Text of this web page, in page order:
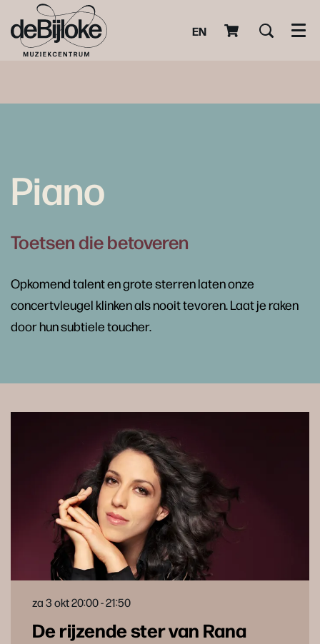
EN
Piano
Toetsen die betoveren
Opkomend talent en grote sterren laten onze
concertvleugel klinken als nooit tevoren. Laat je raken
door hun subtiele toucher.
De rijzende ster van Rana
za 3 okt20:00 - 21:50